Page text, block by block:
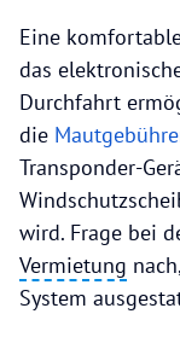
Eine
das
Durchfahrt
die
Transponder-
wird. Frage bei
Vermietung
System